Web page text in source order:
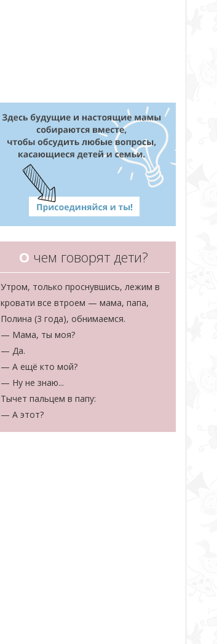
О чем говорят дети?
Утром, только проснувшись, лежим в
кровати все втроем — мама, папа,
Полина (3 года), обнимаемся.
— Мама, ты моя?
— Да.
— А ещё кто мой?
— Ну не знаю...
Тычет пальцем в папу:
— А этот?